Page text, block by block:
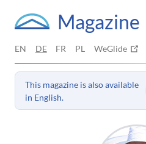
Magazine
EN DE FR PL WeGlide
This magazine is also available
in English.